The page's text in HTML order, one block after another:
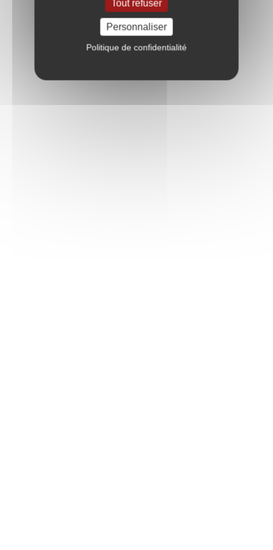
Tout refuser
Personnaliser
Politique de confidentialité